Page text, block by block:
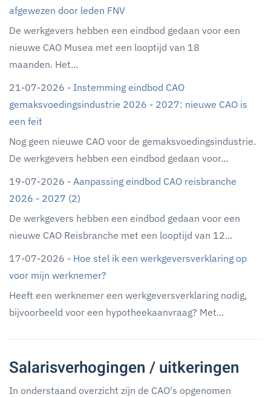
afgewezen door leden FNV
De werkgevers hebben een eindbod gedaan voor een
nieuwe CAO Musea met een looptijd van 18
maanden. Het...
21-07-2026 - Instemming eindbod CAO
gemaksvoedingsindustrie 2026 - 2027: nieuwe CAO is
een feit
Nog geen nieuwe CAO voor de gemaksvoedingsindustrie.
De werkgevers hebben een eindbod gedaan voor...
19-07-2026 - Aanpassing eindbod CAO reisbranche
2026 - 2027 (2)
De werkgevers hebben een eindbod gedaan voor een
nieuwe CAO Reisbranche met een looptijd van 12...
17-07-2026 - Hoe stel ik een werkgeversverklaring op
voor mijn werknemer?
Heeft een werknemer een werkgeversverklaring nodig,
bijvoorbeeld voor een hypotheekaanvraag? Met...
Salarisverhogingen / uitkeringen
In onderstaand overzicht zijn de CAO's opgenomen